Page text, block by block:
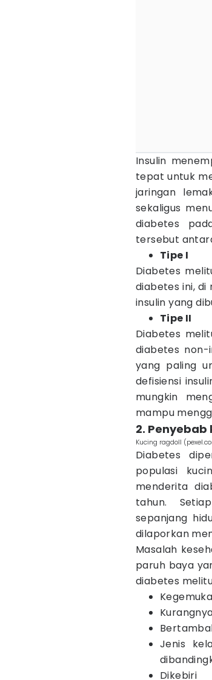
Insulin
tepat untuk
jaringan
sekaligus
diabetes
tersebut
Tipe I
Diabetes
diabetes ini,
insulin yang
Tipe II
Diabetes
diabetes non-
yang paling
defisiensi
mungkin
mampu
2.
Kucing ragdoll
Diabetes
populasi
menderita
tahun.
sepanjang
dilaporkan
Masalah
paruh baya
diabetes
Jenis
Dikebiri